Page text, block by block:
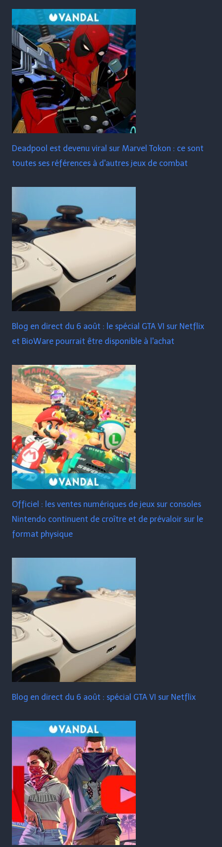
Deadpool est devenu viral sur Marvel Tokon : ce sont
toutes ses références à d'autres jeux de combat
Blog en direct du 6 août : le spécial GTA VI sur Netflix
et BioWare pourrait être disponible à l'achat
Officiel : les ventes numériques de jeux sur consoles
Nintendo continuent de croître et de prévaloir sur le
format physique
Blog en direct du 6 août : spécial GTA VI sur Netflix